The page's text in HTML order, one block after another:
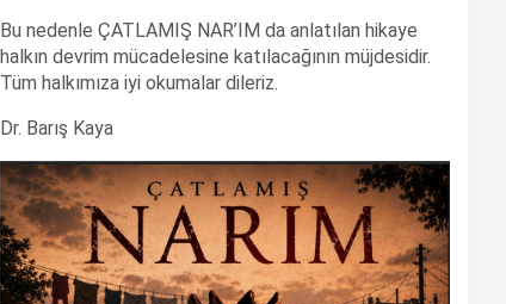
Bu nedenle ÇATLAMIŞ NAR’IM da anlatılan hikaye
halkın devrim mücadelesine katılacağının müjdesidir.
Tüm halkımıza iyi okumalar dileriz.
Dr. Barış Kaya